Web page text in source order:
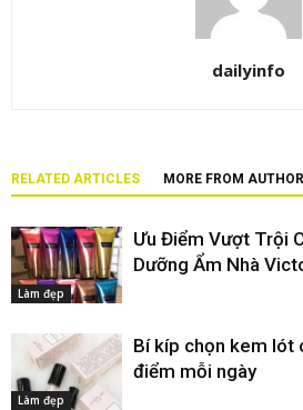
dailyinfo
RELATED ARTICLES MORE FROM AUTHOR
Làm đẹp
Ưu Điểm Vượt Trội
Dưỡng Ẩm Nhà
Làm đẹp
Bí kíp chọn kem lót
điểm mỗi ngày